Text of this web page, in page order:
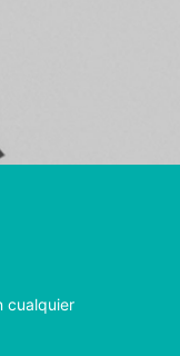
cualquier